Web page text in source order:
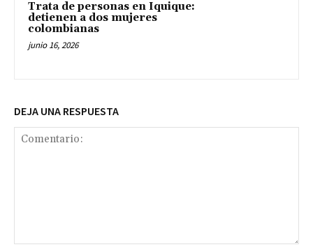
Trata de personas en Iquique:
detienen a dos mujeres
colombianas
junio 16, 2026
DEJA UNA RESPUESTA